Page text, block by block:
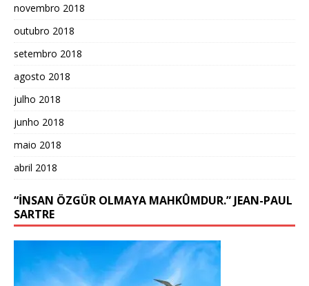
novembro 2018
outubro 2018
setembro 2018
agosto 2018
julho 2018
junho 2018
maio 2018
abril 2018
“İNSAN ÖZGÜR OLMAYA MAHKÛMDUR.” JEAN-PAUL
SARTRE